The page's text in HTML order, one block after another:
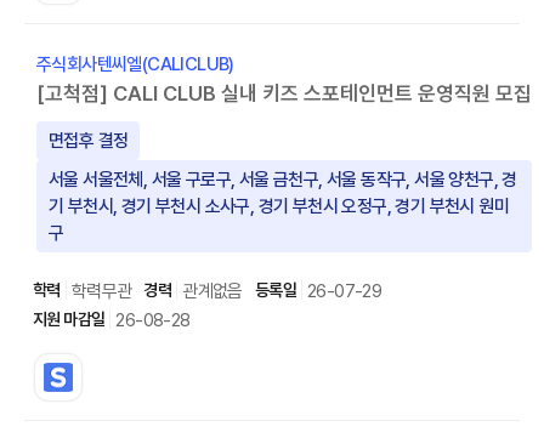
주식회사텐씨엘(CALICLUB)
[고척점] CALI CLUB 실내 키즈 스포테인먼트 운영직원 모집
면접후 결정
서울 서울전체, 서울 구로구, 서울 금천구, 서울 동작구, 서울 양천구, 경
기 부천시, 경기 부천시 소사구, 경기 부천시 오정구, 경기 부천시 원미
구
학력무관 관계없음
26-07-29
26-08-28